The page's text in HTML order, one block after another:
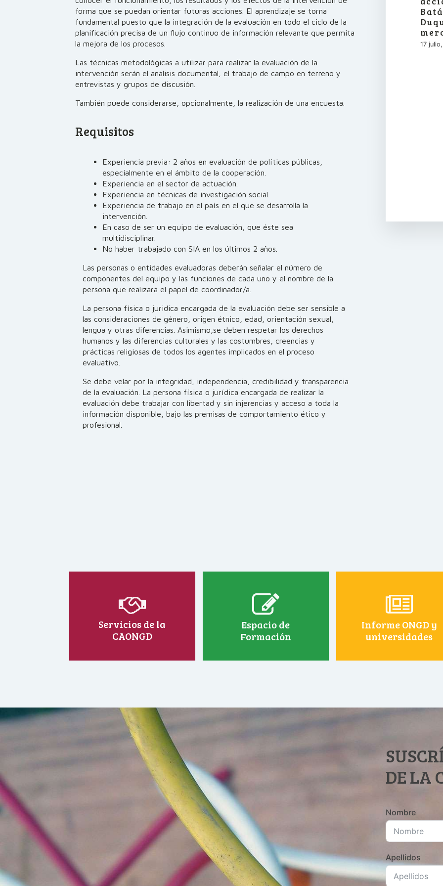
forma que se puedan orientar futuras acciones. El aprendizaje se torna
fundamental puesto que la integración de la evaluación en todo el ciclo de la
planificación precisa de un flujo continuo de información relevante que permita
la mejora de los procesos.
Las técnicas metodológicas a utilizar para realizar la evaluación de la
intervención serán el análisis documental, el trabajo de campo en terreno y
entrevistas y grupos de discusión.
También puede considerarse, opcionalmente, la realización de una encuesta.
Requisitos
Experiencia previa: 2 años en evaluación de políticas públicas,
especialmente en el ámbito de la cooperación.
Experiencia en el sector de actuación.
Experiencia en técnicas de investigación social.
Experiencia de trabajo en el país en el que se desarrolla la
intervención.
En caso de ser un equipo de evaluación, que éste sea
multidisciplinar.
No haber trabajado con SIA en los últimos 2 años.
Las personas o entidades evaluadoras deberán señalar el número de
componentes del equipo y las funciones de cada uno y el nombre de la
persona que realizará el papel de coordinador/a.
La persona física o juridica encargada de la evaluación debe ser sensible a
las consideraciones de género, origen étnico, edad, orientación sexual,
lengua y otras diferencias. Asimismo,se deben respetar los derechos
humanos y las diferencias culturales y las costumbres, creencias y
prácticas religiosas de todos los agentes implicados en el proceso
evaluativo.
Se debe velar por la integridad, independencia, credibilidad y transparencia
de la evaluación. La persona física o jurídica encargada de realizar la
evaluación debe trabajar con libertad y sin injerencias y acceso a toda la
información disponible, bajo las premisas de comportamiento ético y
profesional.
17
Servicios de la
CAONGD
Espacio de
Formación
Informe ONGD y
universidades
DE LA
Nombre
Apellidos